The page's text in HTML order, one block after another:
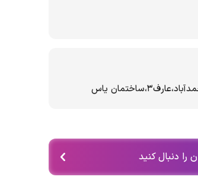
را دنبال کنید